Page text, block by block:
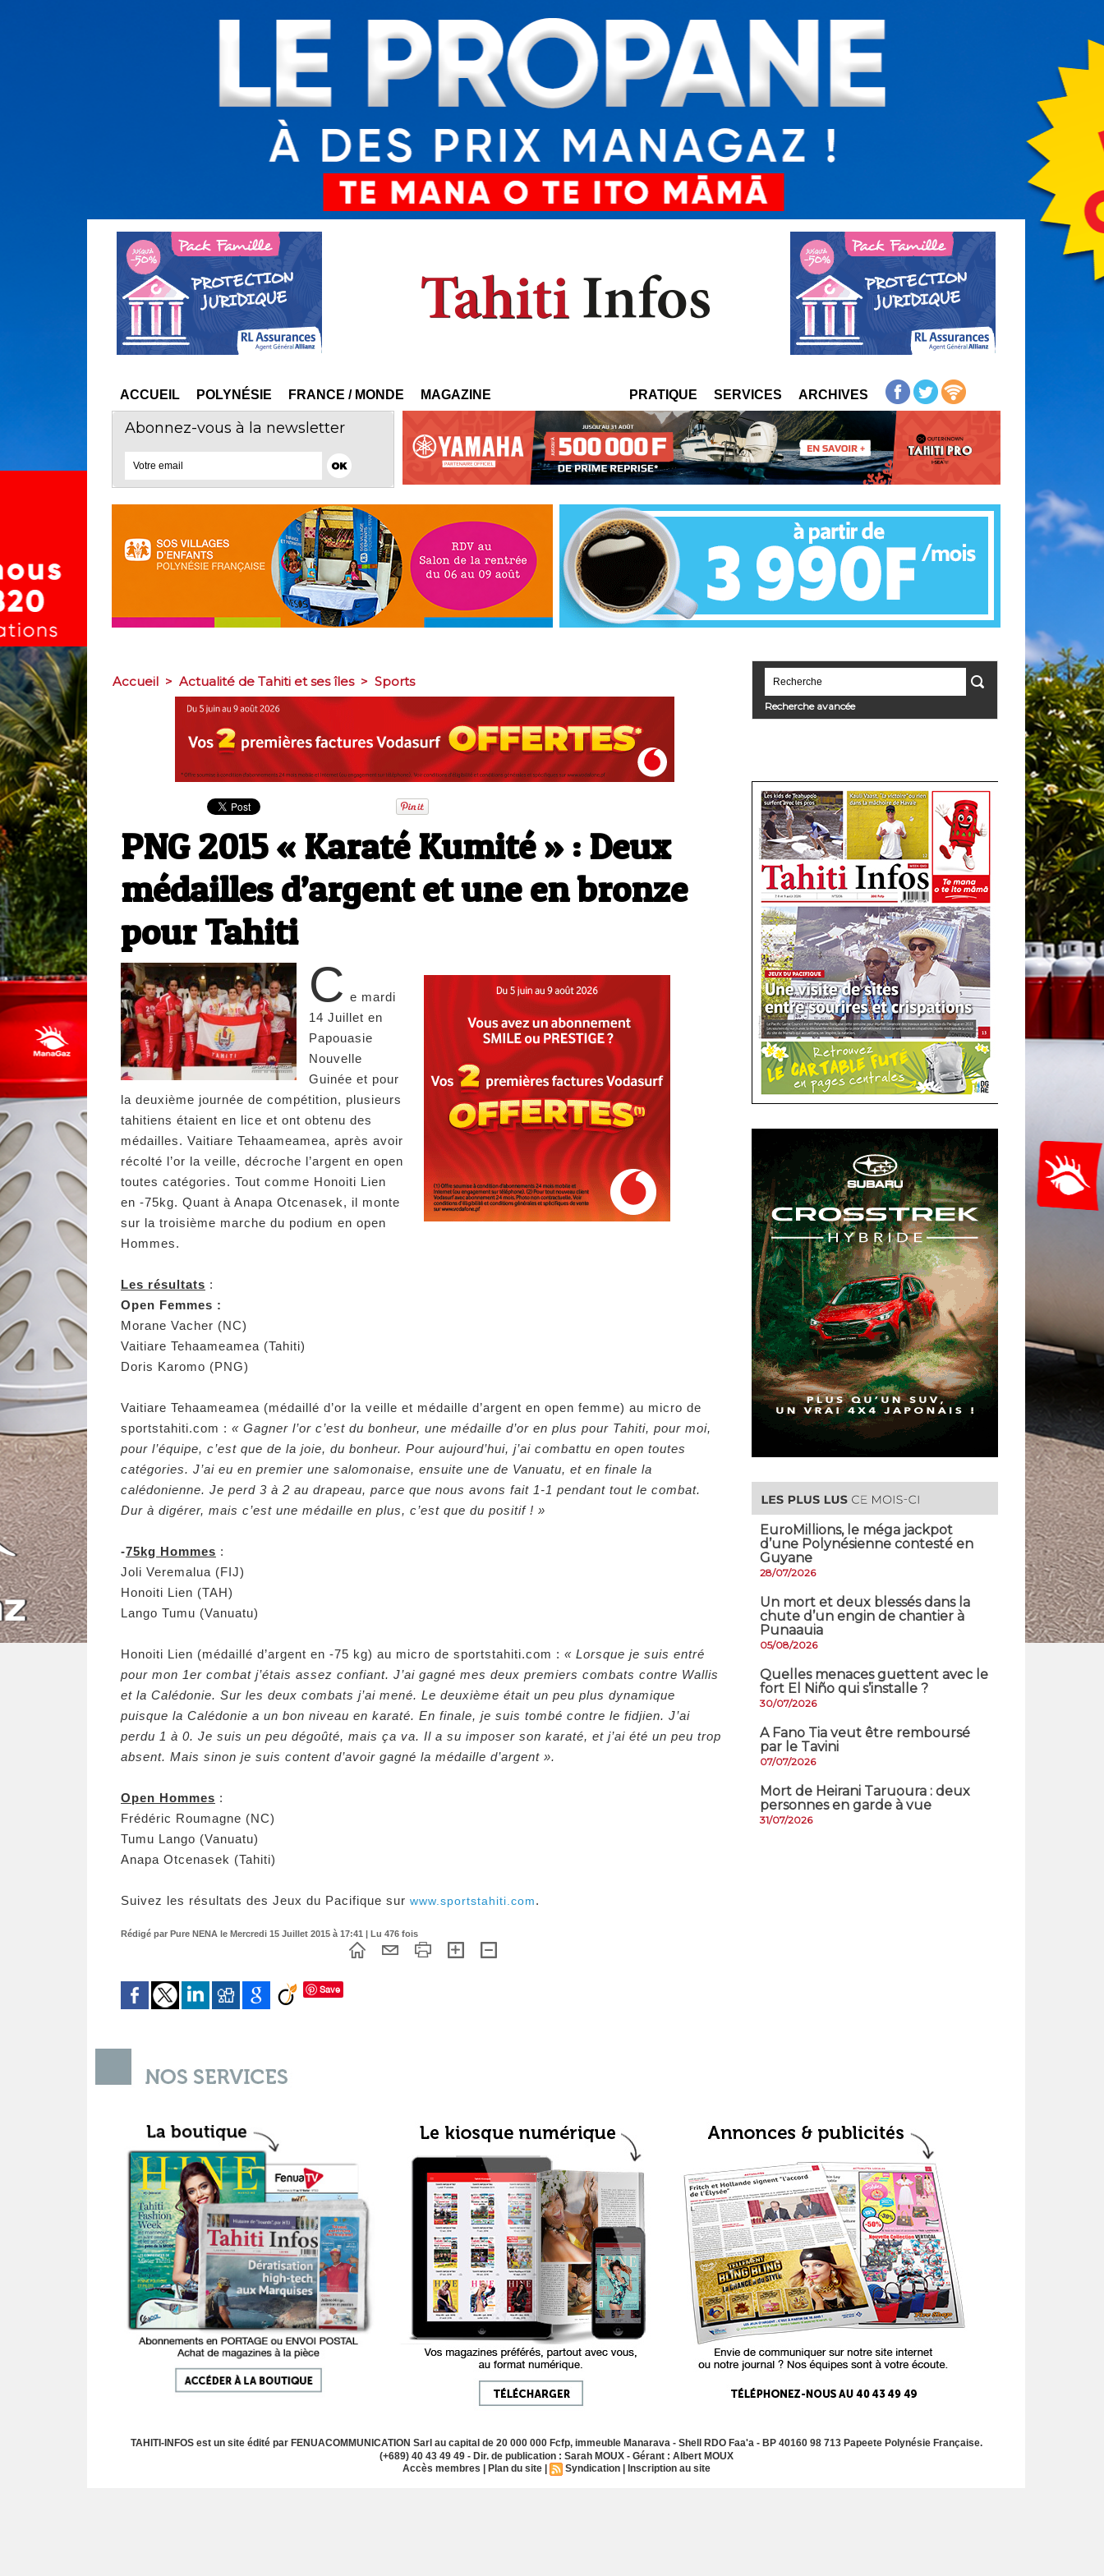
ACCUEIL POLYNÉSIE FRANCE / MONDE MAGAZINE PRATIQUE SERVICES ARCHIVES
Abonnez-vous à la newsletter
Accueil > Actualité de Tahiti et ses îles > Sports
PNG 2015 « Karaté Kumité » : Deux
médailles d’argent et une en bronze
pour Tahiti
C e mardi
14 Juillet en
Papouasie
Nouvelle
Guinée et pour
la deuxième journée de compétition, plusieurs
tahitiens étaient en lice et ont obtenu des
médailles. Vaitiare Tehaameamea, après avoir
récolté l’or la veille, décroche l’argent en open
toutes catégories. Tout comme Honoiti Lien
en -75kg. Quant à Anapa Otcenasek, il monte
sur la troisième marche du podium en open
Hommes.
Les résultats :
Open Femmes :
Morane Vacher (NC)
Vaitiare Tehaameamea (Tahiti)
Doris Karomo (PNG)
Vaitiare Tehaameamea (médaillé d’or la veille et médaille d’argent en open femme) au micro de
sportstahiti.com : « Gagner l’or c’est du bonheur, une médaille d’or en plus pour Tahiti, pour moi,
pour l’équipe, c’est que de la joie, du bonheur. Pour aujourd’hui, j’ai combattu en open toutes
catégories. J’ai eu en premier une salomonaise, ensuite une de Vanuatu, et en finale la
calédonienne. Je perd 3 à 2 au drapeau, parce que nous avons fait 1-1 pendant tout le combat.
Dur à digérer, mais c’est une médaille en plus, c’est que du positif ! »
-75kg Hommes :
Joli Veremalua (FIJ)
Honoiti Lien (TAH)
Lango Tumu (Vanuatu)
Honoiti Lien (médaillé d’argent en -75 kg) au micro de sportstahiti.com : « Lorsque je suis entré
pour mon 1er combat j’étais assez confiant. J’ai gagné mes deux premiers combats contre Wallis
et la Calédonie. Sur les deux combats j’ai mené. Le deuxième était un peu plus dynamique
puisque la Calédonie a un bon niveau en karaté. En finale, je suis tombé contre le fidjien. J’ai
perdu 1 à 0. Je suis un peu dégoûté, mais ça va. Il a su imposer son karaté, et j’ai été un peu trop
absent. Mais sinon je suis content d’avoir gagné la médaille d’argent ».
Open Hommes :
Frédéric Roumagne (NC)
Tumu Lango (Vanuatu)
Anapa Otcenasek (Tahiti)
Suivez les résultats des Jeux du Pacifique sur www.sportstahiti.com.
Rédigé par Pure NENA le Mercredi 15 Juillet 2015 à 17:41 | Lu 476 fois
Save
Recherche avancée
EuroMillions, ​le méga jackpot
d’une Polynésienne contesté en
Guyane
28/07/2026
​Un mort et deux blessés dans la
chute d’un engin de chantier à
Punaauia
05/08/2026
Quelles menaces guettent avec le
fort El Niño qui s’installe ?
30/07/2026
A Fano Tia veut être remboursé
par le Tavini
07/07/2026
Mort de Heirani Taruoura : deux
personnes en garde à vue
31/07/2026
TAHITI-INFOS est un site édité par FENUACOMMUNICATION Sarl au capital de 20 000 000 Fcfp, immeuble Manarava - Shell RDO Faa'a - BP 40160 98 713 Papeete Polynésie Française.
(+689) 40 43 49 49 - Dir. de publication : Sarah MOUX - Gérant : Albert MOUX
Accès membres
Plan du site Syndication Inscription au site